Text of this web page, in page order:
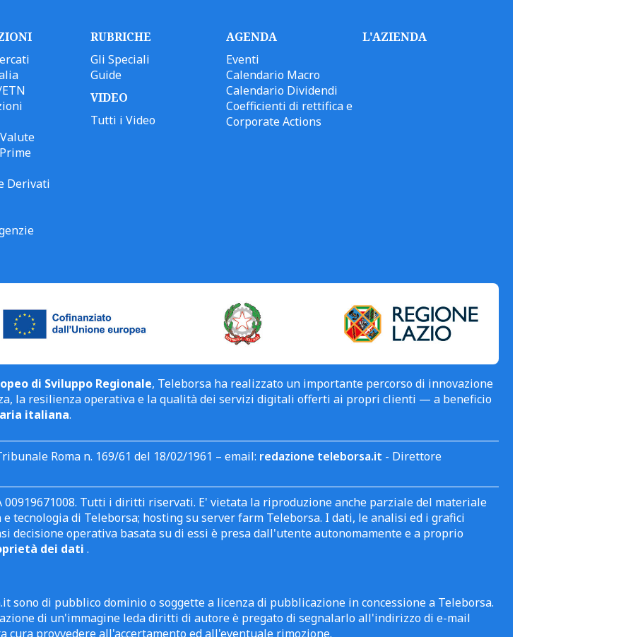
Derivati
RUBRICHE
Gli Speciali
Guide
VIDEO
Tutti i Video
AGENDA
Eventi
Calendario Macro
Calendario Dividendi
Coefficienti di rettifica e
Corporate Actions
L'AZIENDA
di Sviluppo Regionale, Teleborsa ha realizzato un importante percorso di innovazione
la resilienza operativa e la qualità dei servizi digitali offerti ai propri clienti — a beneficio
italiana.
Roma n. 169/61 del 18/02/1961 – email: redazione teleborsa.it - Direttore
00919671008. Tutti i diritti riservati. E' vietata la riproduzione anche parziale del materiale
tecnologia di Teleborsa; hosting su server farm Teleborsa. I dati, le analisi ed i grafici
decisione operativa basata su di essi è presa dall'utente autonomamente e a proprio
dei dati .
sono di pubblico dominio o soggette a licenza di pubblicazione in concessione a Teleborsa.
di un'immagine leda diritti di autore è pregato di segnalarlo all'indirizzo di e-mail
cura provvedere all'accertamento ed all'eventuale rimozione.